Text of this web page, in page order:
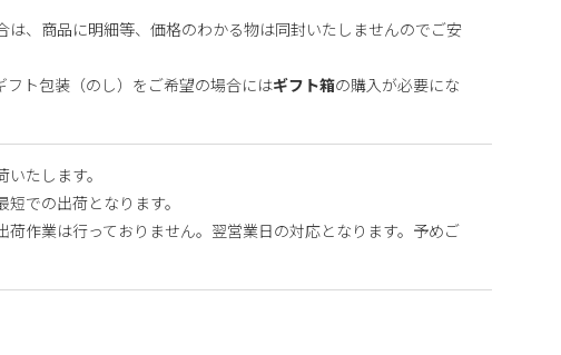
は、商品に明細等、価格のわかる物は同封いたしませんのでご安
フト包装（のし）をご希望の場合にはギフト箱の購入が必要にな
たします。
での出荷となります。
荷作業は行っておりません。翌営業日の対応となります。予めご